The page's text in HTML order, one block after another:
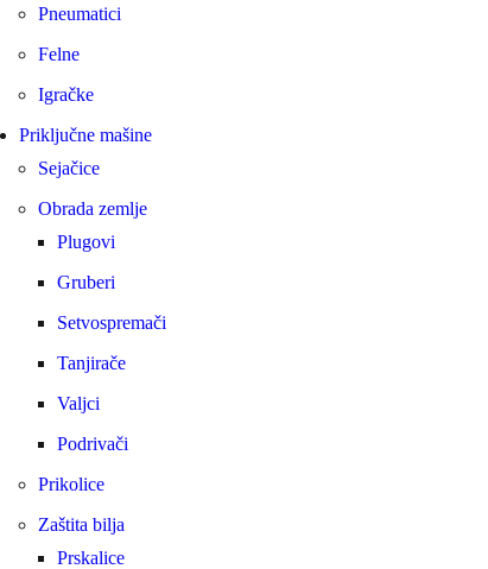
Pneumatici
Felne
Igračke
Priključne mašine
Sejačice
Obrada zemlje
Plugovi
Gruberi
Setvospremači
Tanjirače
Valjci
Podrivači
Prikolice
Zaštita bilja
Prskalice